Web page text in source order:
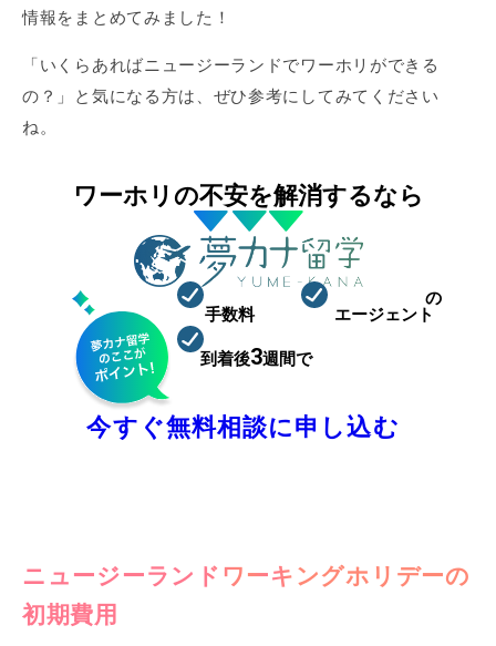
情報をまとめてみました！
「いくらあればニュージーランドでワーホリができる
の？」と気になる方は、ぜひ参考にしてみてください
ね。
ワーホリの不安を解消するなら
手数料0 ワーホリ特化 の
エージェント
到着後3週間で98.4
今すぐ無料相談に申し込む
ニュージーランドワーキングホリデーの
初期費用